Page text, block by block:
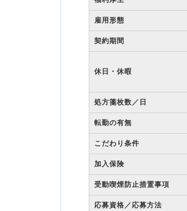
雇用形態
契約期間
休日・休暇
処方箋枚数／日
転勤の有無
こだわり条件
加入保険
受動喫煙防止措置事項
応募資格／応募方法